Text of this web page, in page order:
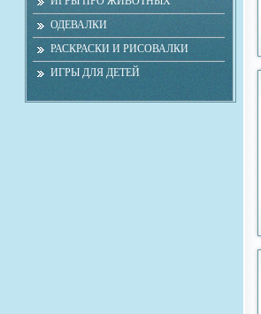
ОДЕВАЛКИ
РАСКРАСКИ И РИСОВАЛКИ
ИГРЫ ДЛЯ ДЕТЕЙ